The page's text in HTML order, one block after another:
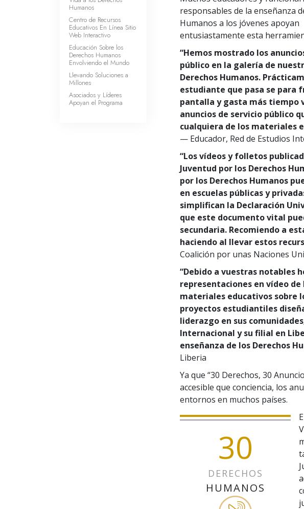
responsables de la enseñanza
Humanos a los jóvenes apoyan
entusiastamente esta
“Hemos mostrado los
público en la galería de
Derechos Humanos.
estudiante que pasa se para
pantalla y gasta más tiempo
anuncios de servicio público
cualquiera de los materiales
— Educador, Red de Estudios
“Los vídeos y folletos
Juventud por los Derechos
por los Derechos Humanos
en escuelas públicas y
simplifican la Declaración
que este documento vital
secundaria. Recomiendo a
haciendo al llevar estos
Coalición por unas Naciones
“Debido a vuestras notables
representaciones en vídeo
materiales educativos sobre
proyectos estudiantiles
liderazgo en sus
Internacional y su filial en
enseñanza de los Derechos
Liberia
Ya que “30 Derechos, 30
accesible que conciencia, los
entornos en muchos países.
30
DERECHOS
HUMANOS
Humanos
Centro de Recursos
Educativos En Línea Sitio
Web Interactivo
Educación Sobre los
Derechos Humanos
Envolviendo el Mundo
Llevando Soluciones a
Millones
Asociados y Líderes
Apoyan el Programa